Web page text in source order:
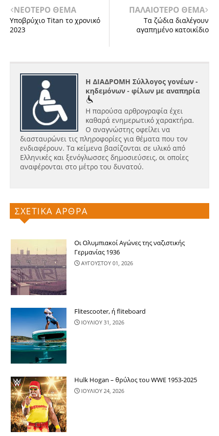
ΝΕΟΤΕΡΟ ΘΕΜΑ
Υποβρύχιο Titan το χρονικό
2023
ΠΑΛΑΙΟΤΕΡΟ ΘΕΜΑ
Τα ζώδια διαλέγουν
αγαπημένο κατοικίδιο
Η ΔΙΑΔΡΟΜΗ Σύλλογος γονέων -
κηδεμόνων - φίλων με αναπηρία
Η παρούσα αρθρογραφία έχει
καθαρά ενημερωτικό χαρακτήρα.
Ο αναγνώστης οφείλει να
διασταυρώνει τις πληροφορίες για θέματα που τον
ενδιαφέρουν. Τα κείμενα βασίζονται σε υλικό από
Ελληνικές και ξενόγλωσσες δημοσιεύσεις, οι οποίες
αναφέρονται στο μέτρο του δυνατού.
ΣΧΕΤΙΚΑ ΑΡΘΡΑ
Οι Ολυμπιακοί Αγώνες της ναζιστικής
Γερμανίας 1936
ΑΥΓΟΥΣΤΟΥ 01, 2026
Flitescooter, ή fliteboard
ΙΟΥΛΙΟΥ 31, 2026
Hulk Hogan – θρύλος του WWE 1953-2025
ΙΟΥΛΙΟΥ 24, 2026